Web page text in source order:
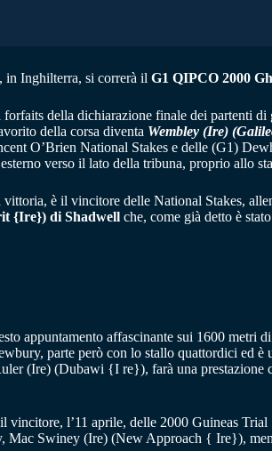
, in Inghilterra, si correrà il G1 QIPCO 2000
della dichiarazione finale dei partenti
della corsa diventa Wembley (Ire)
O’Brien National Stakes e delle (G1)
verso il lato della tribuna, proprio allo
è il vincitore delle National Stakes,
{Ire}) di Shadwell che, come già detto è
appuntamento affascinante sui 1600 metri
parte però con lo stallo quattordici ed è
(Ire) (Dubawi {I re}), farà una prestazione
l’11 aprile, delle 2000 Guineas Trial
Mac Swiney (Ire) (New Approach { Ire}),